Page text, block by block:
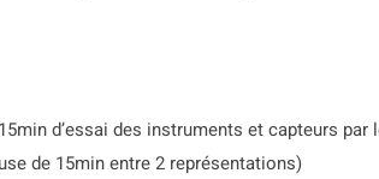
d’essai des instruments et capteurs par
de 15min entre 2 représentations)